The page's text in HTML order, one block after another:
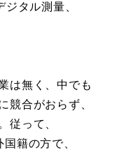
ジタル測量、
は無く、中でも
競合がおらず、
従って、
籍の方で、